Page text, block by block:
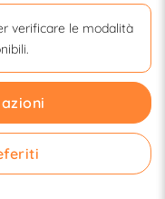
verificare le modalità